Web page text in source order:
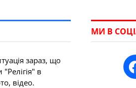
зараз, що
в
відео.
МИ В